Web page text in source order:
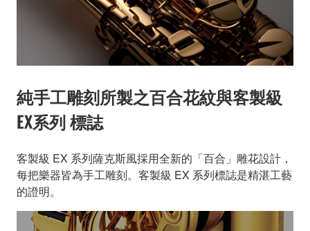
純手工雕刻所製之百合花紋與客製級
EX系列 標誌
客製級 EX 系列薩克斯風採用全新的「百合」雕花設計，
每把樂器皆為手工雕刻。客製級 EX 系列標誌是精湛工藝
的證明。